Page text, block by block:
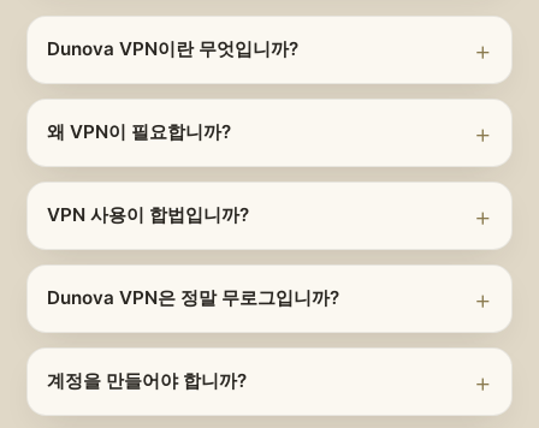
Dunova VPN이란 무엇입니까?
왜 VPN이 필요합니까?
VPN 사용이 합법입니까?
Dunova VPN은 정말 무로그입니까?
계정을 만들어야 합니까?